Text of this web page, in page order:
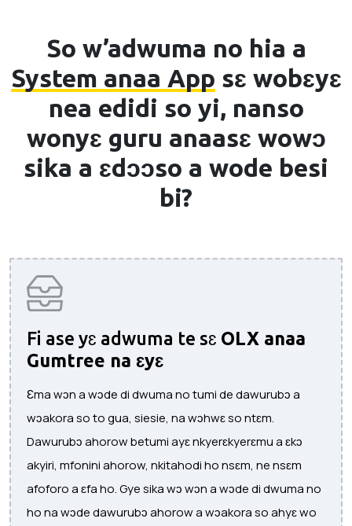
So w’adwuma no hia a
System anaa App sɛ wobɛyɛ
nea edidi so yi, nanso
wonyɛ guru anaasɛ wowɔ
sika a ɛdɔɔso a wode besi
bi?
Fi ase yɛ adwuma te sɛ OLX anaa
Gumtree na ɛyɛ
Ɛma wɔn a wɔde di dwuma no tumi de dawurubɔ a
wɔakora so to gua, siesie, na wɔhwɛ so ntɛm.
Dawurubɔ ahorow betumi ayɛ nkyerɛkyerɛmu a ɛkɔ
akyiri, mfonini ahorow, nkitahodi ho nsɛm, ne nsɛm
afoforo a ɛfa ho. Gye sika wɔ wɔn a wɔde di dwuma no
ho na wɔde dawurubɔ ahorow a wɔakora so ahyɛ wo